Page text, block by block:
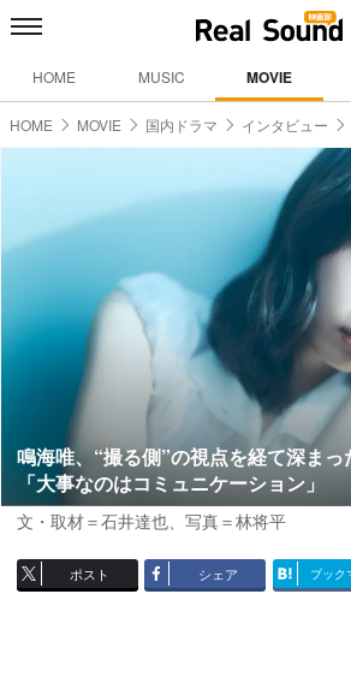
HOME MUSIC MOVIE
HOME MOVIE 国内ドラマ インタビュー
鳴海唯、“撮る側”の視点を経て深ま
「大事なのはコミュニケーション」
文・取材＝石井達也、 写真＝林将平
ポスト シェア ブック